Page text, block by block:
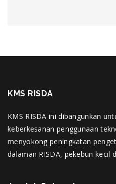
KMS RISDA
KMS RISDA ini dibangunkan
keberkesanan penggunaan
menyokong peningkatan
dalaman RISDA, pekebun kecil